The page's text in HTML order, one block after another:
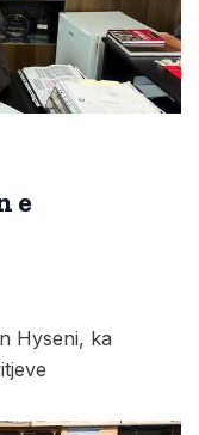
e
Hyseni, ka